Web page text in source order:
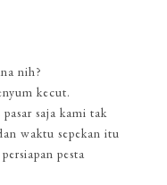
nih?
kecut.
saja kami tak
waktu sepekan itu
pesta